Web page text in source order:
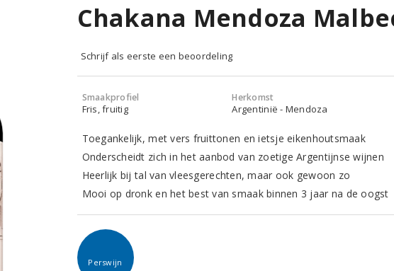
Chakana Mendoza
Schrijf als eerste een beoordeling
Smaakprofiel
Fris, fruitig
Herkomst
Argentinië - Mendoza
Toegankelijk, met vers fruittonen en ietsje eikenhoutsmaak
Onderscheidt zich in het aanbod van zoetige Argentijnse wijnen
Heerlijk bij tal van vleesgerechten, maar ook gewoon zo
Mooi op dronk en het best van smaak binnen 3 jaar na de oogst
Perswijn